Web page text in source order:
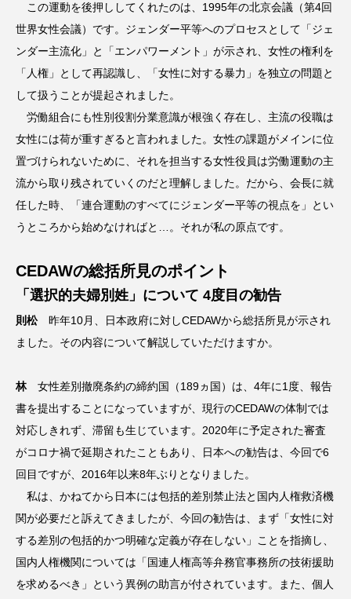
この運動を後押ししてくれたのは、1995年の北京会議（第4回
世界女性会議）です。ジェンダー平等へのプロセスとして「ジェ
ンダー主流化」と「エンパワーメント」が示され、女性の権利を
「人権」として再認識し、「女性に対する暴力」を独立の問題と
して扱うことが提起されました。
労働組合にも性別役割分業意識が根強く存在し、主流の役職は
女性には荷が重すぎると言われました。女性の課題がメインに位
置づけられないために、それを担当する女性役員は労働運動の主
流から取り残されていくのだと理解しました。だから、会長に就
任した時、「連合運動のすべてにジェンダー平等の視点を」とい
うところから始めなければと…。それが私の原点です。
CEDAWの総括所見のポイント
「選択的夫婦別姓」について 4度目の勧告
則松昨年10月、日本政府に対しCEDAWから総括所見が示され
ました。その内容について解説していただけますか。
林女性差別撤廃条約の締約国（189ヵ国）は、4年に1度、報告
書を提出することになっていますが、現行のCEDAWの体制では
対応しきれず、滞留も生じています。2020年に予定された審査
がコロナ禍で延期されたこともあり、日本への勧告は、今回で6
回目ですが、2016年以来8年ぶりとなりました。
私は、かねてから日本には包括的差別禁止法と国内人権救済機
関が必要だと訴えてきましたが、今回の勧告は、まず「女性に対
する差別の包括的かつ明確な定義が存在しない」ことを指摘し、
国内人権機関については「国連人権高等弁務官事務所の技術援助
を求めるべき」という異例の助言が付されています。また、個人